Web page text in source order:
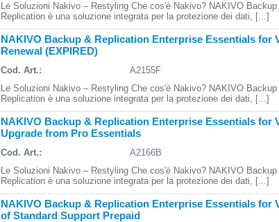
Le Soluzioni Nakivo – Restyling Che cos'è Nakivo? NAKIVO Backup
Replication è una soluzione integrata per la protezione dei dati, [...]
NAKIVO Backup & Replication Enterprise Essentials
Renewal (EXPIRED)
Cod. Art.:
A2155F
Le Soluzioni Nakivo – Restyling Che cos'è Nakivo? NAKIVO Backup
Replication è una soluzione integrata per la protezione dei dati, [...]
NAKIVO Backup & Replication Enterprise Essentials for
Upgrade from Pro Essentials
Cod. Art.:
A2166B
Le Soluzioni Nakivo – Restyling Che cos'è Nakivo? NAKIVO Backup
Replication è una soluzione integrata per la protezione dei dati, [...]
NAKIVO Backup & Replication Enterprise Essentials
of Standard Support Prepaid